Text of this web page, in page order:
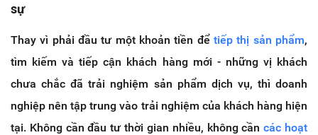
sự
Thay vì phải đầu tư một khoản tiền để tiếp thị sản phẩm,
tìm kiếm và tiếp cận khách hàng mới - những vị khách
chưa chắc đã trải nghiệm sản phẩm dịch vụ, thì doanh
nghiệp nên tập trung vào trải nghiệm của khách hàng hiện
tại. Không cần đầu tư thời gian nhiều, không cầncác hoạt